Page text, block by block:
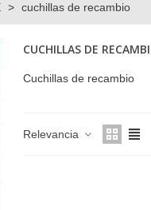
> cuchillas de recambio
CUCHILLAS DE
Cuchillas de recambio
Relevancia